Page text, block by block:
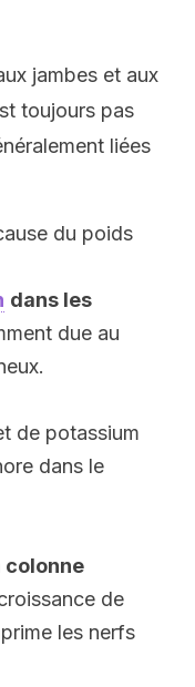
jambes et aux
toujours pas
liées
du poids
dans les
due au
de potassium
dans le
colonne
de
les nerfs